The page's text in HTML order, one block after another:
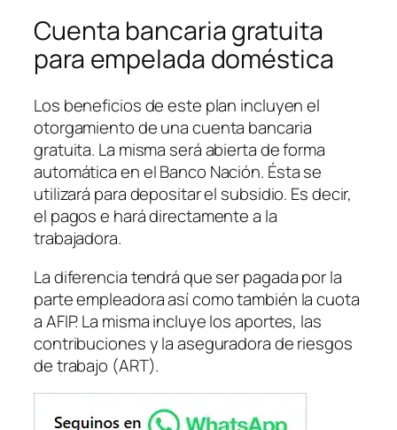
Cuenta bancaria gratuita
para empelada doméstica
Los beneficios de este plan incluyen el
otorgamiento de una cuenta bancaria
gratuita. La misma será abierta de forma
automática en el Banco Nación. Ésta se
utilizará para depositar el subsidio. Es decir,
el pagos e hará directamente a la
trabajadora.
La diferencia tendrá que ser pagada por la
parte empleadora así como también la cuota
a AFIP. La misma incluye los aportes, las
contribuciones y la aseguradora de riesgos
de trabajo (ART).